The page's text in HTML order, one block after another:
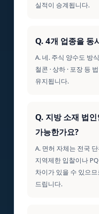
실적이 승계됩니다.
Q. 4개 업종을 동
A. 네. 주식 양수도 방
철콘 · 상하 · 포장 등
유지됩니다.
Q. 지방 소재 법
가능한가요?
A. 면허 자체는 전국
지역제한 입찰이나
차이가 있을 수 있으
드립니다.